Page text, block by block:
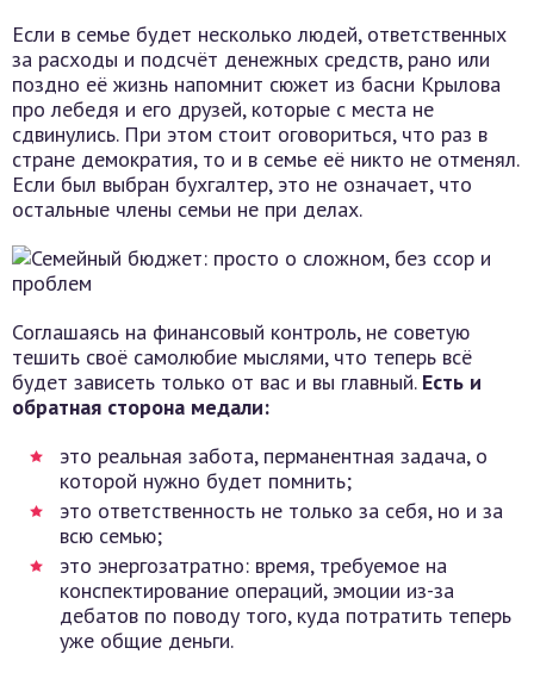
Если в семье будет несколько людей, ответственных
за расходы и подсчёт денежных средств, рано или
поздно её жизнь напомнит сюжет из басни Крылова
про лебедя и его друзей, которые с места не
сдвинулись. При этом стоит оговориться, что раз в
стране демократия, то и в семье её никто не отменял.
Если был выбран бухгалтер, это не означает, что
остальные члены семьи не при делах.
Соглашаясь на финансовый контроль, не советую
тешить своё самолюбие мыслями, что теперь всё
будет зависеть только от вас и вы главный. Есть и
обратная сторона медали:
это реальная забота, перманентная задача, о
которой нужно будет помнить;
это ответственность не только за себя, но и за
всю семью;
это энергозатратно: время, требуемое на
конспектирование операций, эмоции из-за
дебатов по поводу того, куда потратить теперь
уже общие деньги.